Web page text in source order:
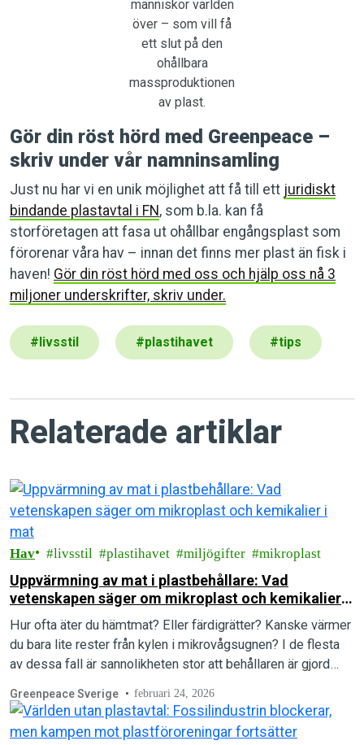
människor världen
över – som vill få
ett slut på den
ohållbara
massproduktionen
av plast.
Gör din röst hörd med Greenpeace –
skriv under vår namninsamling
Just nu har vi en unik möjlighet att få till ett juridiskt
bindande plastavtal i FN , som b.la. kan få
storföretagen att fasa ut ohållbar engångsplast som
förorenar våra hav – innan det finns mer plast än fisk i
haven! Gör din röst hörd med oss och hjälp oss nå 3
miljoner underskrifter, skriv under.
#livsstil #plastihavet #tips
Relaterade artiklar
Hav livsstil plastihavet miljögifter mikroplast
Uppvärmning av mat i plastbehållare: Vad
vetenskapen säger om mikroplast och kemikalier i
mat
Hur ofta äter du hämtmat? Eller färdigrätter? Kanske värmer
du bara lite rester från kylen i mikrovågsugnen? I de flesta
av dessa fall är sannolikheten stor att behållaren är gjord…
Greenpeace Sverige februari 24, 2026